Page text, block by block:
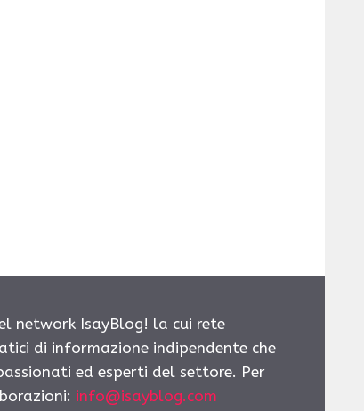
network IsayBlog! la cui rete
di informazione indipendente che
ed esperti del settore. Per
info@isayblog.com